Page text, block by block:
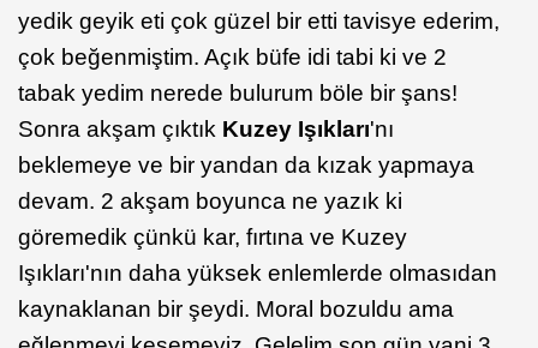
yedik geyik eti çok güzel bir etti tavisye ederim,
çok beğenmiştim. Açık büfe idi tabi ki ve 2
tabak yedim nerede bulurum böle bir şans!
Sonra akşam çıktık Kuzey Işıkları'nı
beklemeye ve bir yandan da kızak yapmaya
devam. 2 akşam boyunca ne yazık ki
göremedik çünkü kar, fırtına ve Kuzey
Işıkları'nın daha yüksek enlemlerde olmasıdan
kaynaklanan bir şeydi. Moral bozuldu ama